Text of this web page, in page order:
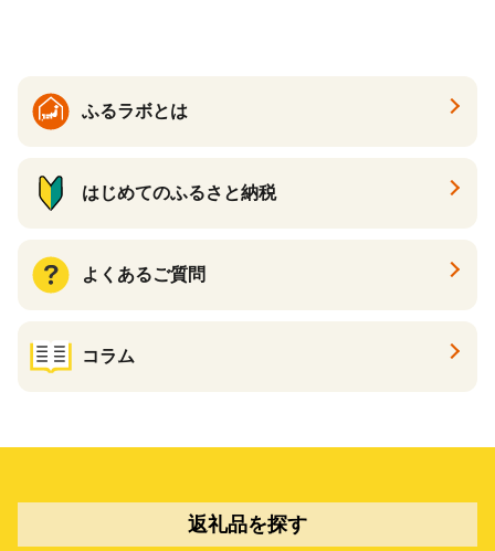
ふるラボとは
はじめてのふるさと納税
よくあるご質問
コラム
返礼品を探す